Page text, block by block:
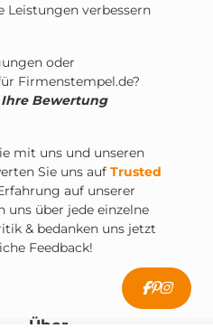
Leistungen verbessern
oder
Firmenstempel.de?
Bewertung
mit uns und unseren
Sie uns auf Trusted
auf unserer
uns über jede einzelne
& bedanken uns jetzt
Feedback!